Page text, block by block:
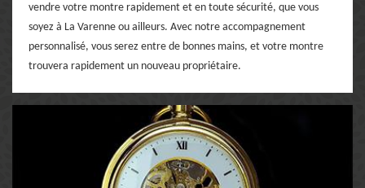
vendre votre montre rapidement et en toute sécurité, que vous
soyez à La Varenne ou ailleurs. Avec notre accompagnement
personnalisé, vous serez entre de bonnes mains, et votre montre
trouvera rapidement un nouveau propriétaire.